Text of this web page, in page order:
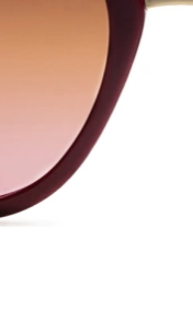
50 mm
Largeur des verres
des verres